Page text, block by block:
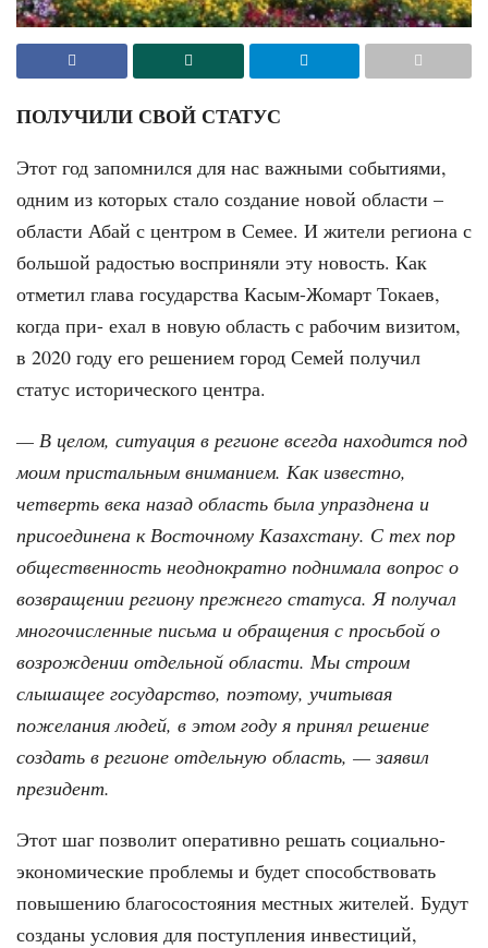
ПОЛУЧИЛИ СВОЙ СТАТУС
Этот год запомнился для нас важными событиями,
одним из которых стало создание новой области –
области Абай с центром в Семее. И жители региона с
большой радостью восприняли эту новость. Как
отметил глава государства Касым-Жомарт Токаев,
когда при- ехал в новую область с рабочим визитом,
в 2020 году его решением город Семей получил
статус исторического центра.
— В целом, ситуация в регионе всегда находится под
моим пристальным вниманием. Как известно,
четверть века назад область была упразднена и
присоединена к Восточному Казахстану. С тех пор
общественность неоднократно поднимала вопрос о
возвращении региону прежнего статуса. Я получал
многочисленные письма и обращения с просьбой о
возрождении отдельной области. Мы строим
слышащее государство, поэтому, учитывая
пожелания людей, в этом году я принял решение
создать в регионе отдельную область, — заявил
президент.
Этот шаг позволит оперативно решать социально-
экономические проблемы и будет способствовать
повышению благосостояния местных жителей. Будут
созданы условия для поступления инвестиций,